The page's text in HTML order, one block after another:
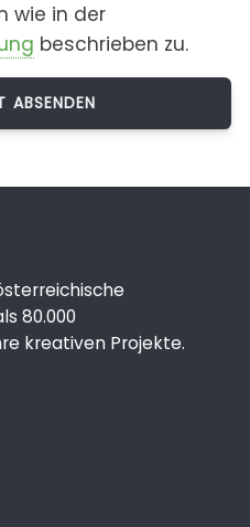
wie in der
beschrieben zu.
80.000
kreativen Projekte.